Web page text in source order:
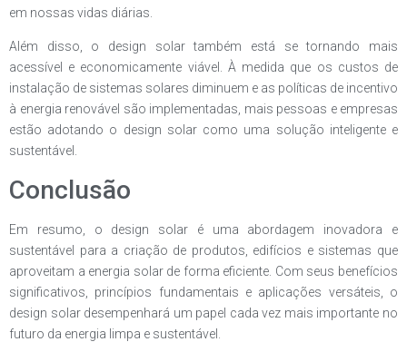
em nossas vidas diárias.
Além disso, o design solar também está se tornando mais
acessível e economicamente viável. À medida que os custos de
instalação de sistemas solares diminuem e as políticas de incentivo
à energia renovável são implementadas, mais pessoas e empresas
estão adotando o design solar como uma solução inteligente e
sustentável.
Conclusão
Em resumo, o design solar é uma abordagem inovadora e
sustentável para a criação de produtos, edifícios e sistemas que
aproveitam a energia solar de forma eficiente. Com seus benefícios
significativos, princípios fundamentais e aplicações versáteis, o
design solar desempenhará um papel cada vez mais importante no
futuro da energia limpa e sustentável.